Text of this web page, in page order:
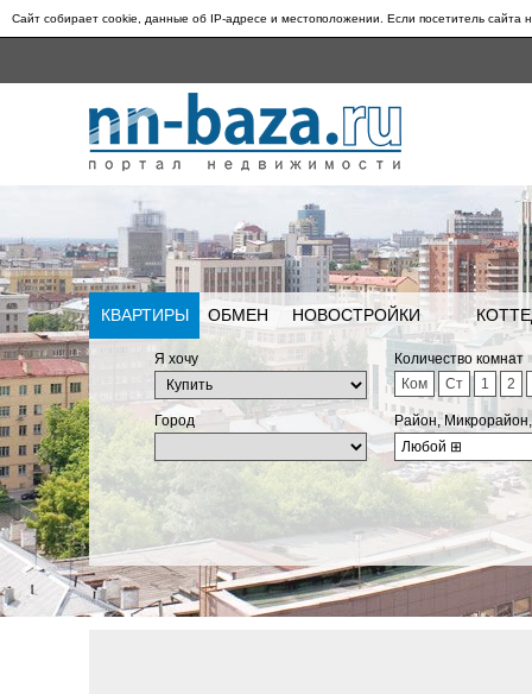
Сайт собирает cookie, данные об IP-адресе и местоположении. Если посетитель сайта
КВАРТИРЫ ОБМЕН НОВОСТРОЙКИ
Я хочу
Количество комнат
Ком
Ст 1 2
Город
Район,
Любой ⊞